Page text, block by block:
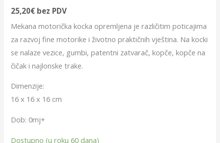
25,20€ bez PDV
Mekana motorička kocka opremljena je različitim poticajima
za razvoj fine motorike i životno praktičnih vještina. Na kocki
se nalaze vezice, gumbi, patentni zatvarač, kopče, kopče na
čičak i najlonske trake.
Dimenzije:
16 x 16 x 16 cm
Dob: 0mj+
Dostupno (u roku 60 dana)